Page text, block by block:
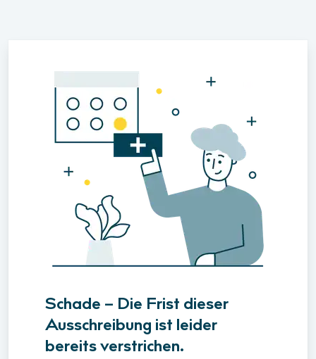
Schade – Die Frist dieser
Ausschreibung ist leider
bereits verstrichen.